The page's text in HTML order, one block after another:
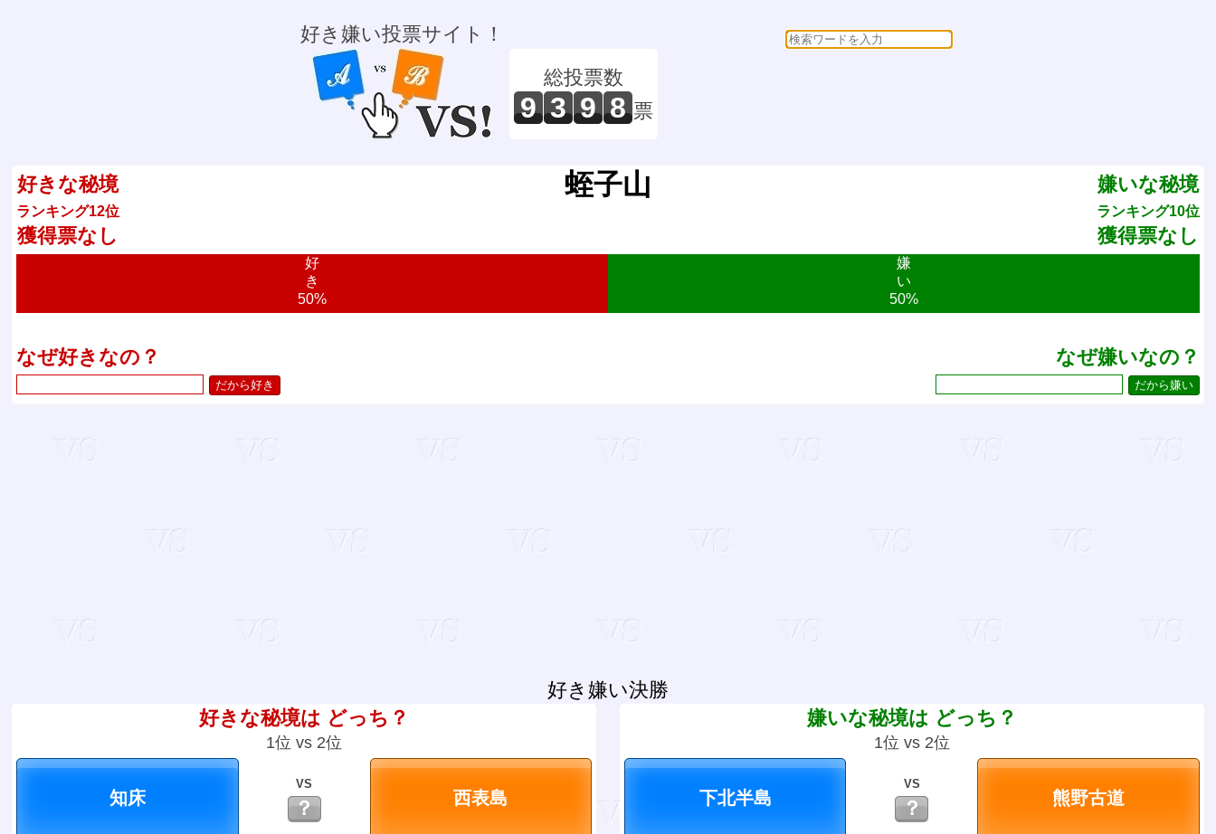
好き嫌い投票サイト！
総投票数
9 3 9 8 票
好きな秘境
ランキング12位
獲得票なし
嫌いな秘境
ランキング10位
獲得票なし
蛭子山
好
き
50%
嫌
い
50%
なぜ好きなの？ なぜ嫌いなの？
好き嫌い決勝
好きな秘境は どっち？
1位 vs 2位
VS
？
嫌いな秘境は どっち？
1位 vs 2位
VS
？